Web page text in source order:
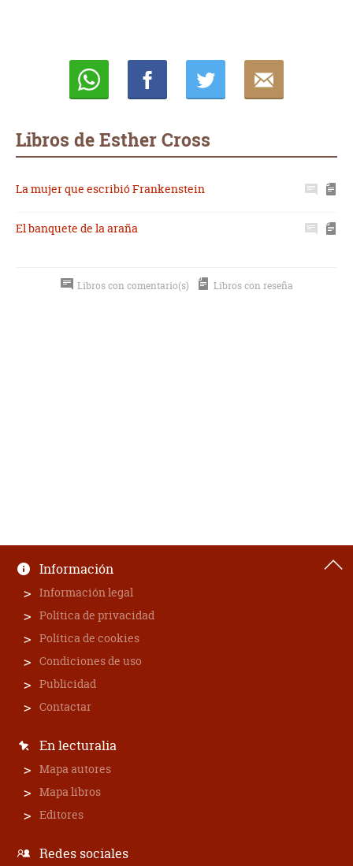
Libros de Esther Cross
La mujer que escribió Frankenstein
El banquete de la araña
Libros con comentario(s) Libros con reseña
Información
Información legal
Política de privacidad
Política de cookies
Condiciones de uso
Publicidad
Contactar
En lecturalia
Mapa autores
Mapa libros
Editores
Redes sociales